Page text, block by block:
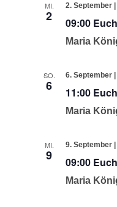
MI.
2
2. September
09:00
Maria
SO.
6
6. September
11:00
Maria
MI.
9
9. September
09:00
Maria